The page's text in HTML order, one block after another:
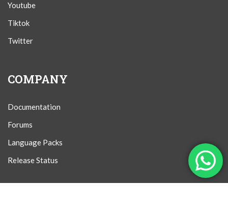
Youtube
Tiktok
Twitter
COMPANY
Documentation
Forums
Language Packs
Release Status